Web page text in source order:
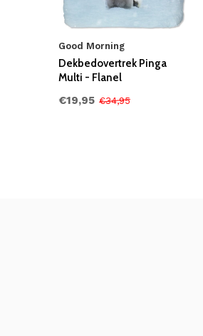
Good Morning
Dekbedovertrek Pinga
Multi - Flanel
€19,95 €34,95